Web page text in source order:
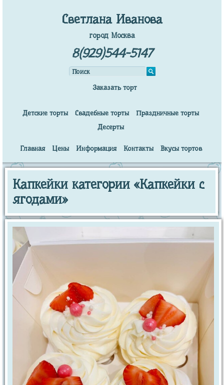
Светлана Иванова
город Москва
8(929)544-5147
Заказать торт
Детские торты Свадебные торты
Праздничные торты
Десерты
Главная Цены Информация Контакты Вкусы тортов
Капкейки категории «Капкейки с
ягодами»